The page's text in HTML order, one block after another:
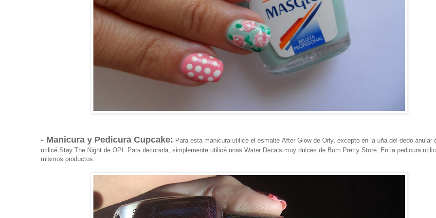
- Manicura y Pedicura Cupcake: Para esta manicura utilicé el esmalte After Glow de Orly, excepto en la uña del dedo anular
utilicé Stay The Night de OPI. Para decorarla, simplemente utilicé unas Water Decals muy dulces de Born Pretty Store. En la pedicura
mismos productos.